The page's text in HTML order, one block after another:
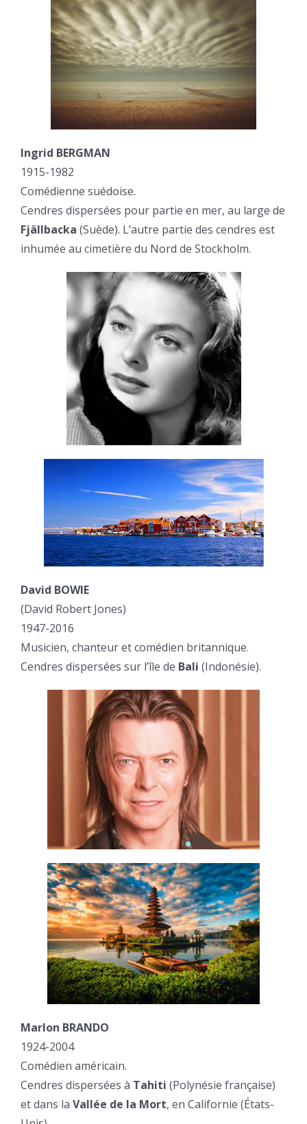
Ingrid BERGMAN
1915-1982
Comédienne suédoise.
Cendres dispersées pour partie en mer, au large de
Fjällbacka (Suède). L’autre partie des cendres est
inhumée au cimetière du Nord de Stockholm.
David BOWIE
(David Robert Jones)
1947-2016
Musicien, chanteur et comédien britannique.
Cendres dispersées sur l’île de Bali (Indonésie).
Marlon BRANDO
1924-2004
Comédien américain.
Cendres dispersées à Tahiti (Polynésie française)
et dans la Vallée de la Mort, en Californie (États-